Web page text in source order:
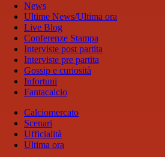
News
Ultime News/Ultima ora
Live Blog
Conferenze Stampa
Interviste post partita
Interviste pre partita
Gossip e curiosità
Infortuni
Fantacalcio
Calciomercato
Scenari
Ufficialità
Ultima ora